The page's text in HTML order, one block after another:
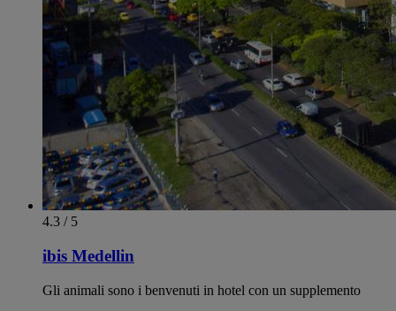
4.3 / 5
ibis Medellin
Gli animali sono i benvenuti in hotel con un supplemento